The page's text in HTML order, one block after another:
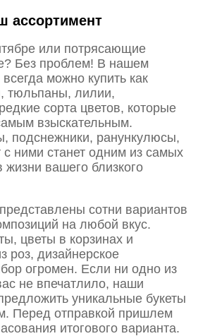
ассортимент
или потрясающие
Без проблем! В нашем
можно купить как
тюльпаны, лилии,
сорта цветов, которые
взыскательным.
подснежники, ранункулюсы,
ними станет одним из самых
вашего близкого
сотни вариантов
на любой вкус.
цветы в корзинах и
роз, дизайнерское
огромен. Если ни одно из
не впечатлило, наши
уникальные букеты
Перед отправкой пришлем
итогового варианта.